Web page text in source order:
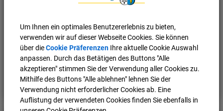
Stand: 12.06.2025, 16:00 Uhr
Nach oben Seite drucken
Um Ihnen ein optimales Benutzererlebnis zu bieten,
verwenden wir auf dieser Webseite Cookies. Sie können
über dieCookie Präferenzen Ihre aktuelle Cookie Auswahl
anpassen. Durch das Betätigen des Buttons "Alle
akzeptieren" stimmen Sie der Verwendung aller Cookies zu.
Mithilfe des Buttons "Alle ablehnen" lehnen Sie der
Verwendung nicht erforderlicher Cookies ab. Eine
Auflistung der verwendeten Cookies finden Sie ebenfalls in